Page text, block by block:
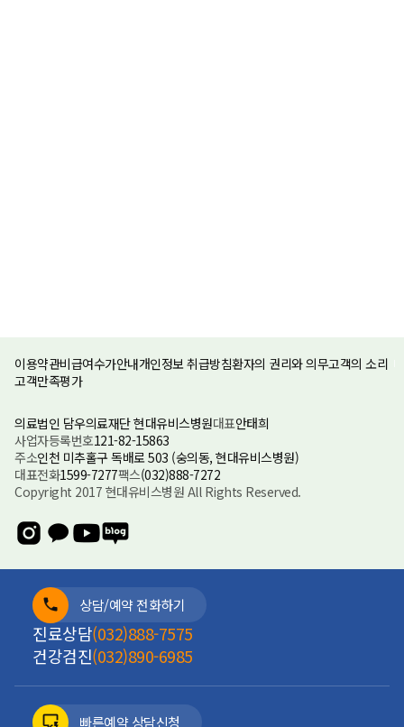
이용약관비급여수가안내개인정보 취급방침환자의 권리와 의무고객의 소리
고객만족평가
의료법인 담우의료재단 현대유비스병원대표안태희
사업자등록번호121-82-15863
주소인천 미추홀구 독배로 503 (숭의동, 현대유비스병원)
대표전화1599-7277팩스(032)888-7272
Copyright 2017 현대유비스병원 All Rights Reserved.
상담/예약 전화하기
진료상담(032)888-7575
건강검진(032)890-6985
빠른예약 상담신청